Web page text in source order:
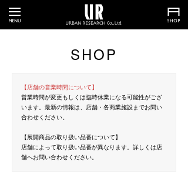
SHOP
【店舗の営業時間について】
営業時間が変更もしくは臨時休業になる可能性がござ
います。最新の情報は、店舗・各商業施設までお問い
合わせください。
【展開商品の取り扱い品番について】
店舗によって取り扱い品番が異なります。詳しくは店
舗へお問い合わせください。